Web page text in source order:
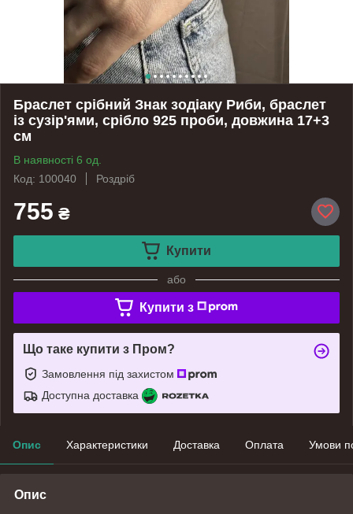
Браслет срібний Знак зодіаку Риби, браслет
із сузір'ями, срібло 925 проби, довжина 17+3
см
В наявності 6 од.
Код: 100040
Роздріб
755 ₴
Купити
або
Купити з
Що таке купити з Пром?
Замовлення під захистом
Доступна доставка
Опис Характеристики Доставка Оплата Умови
Опис